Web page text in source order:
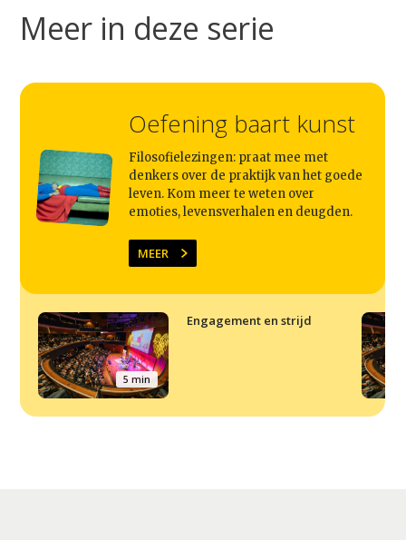
Meer in deze serie
Oefening baart kunst
Filosofielezingen: praat mee met
denkers over de praktijk van het goede
leven. Kom meer te weten over
emoties, levensverhalen en deugden.
MEER
5 min
Engagement en strijd